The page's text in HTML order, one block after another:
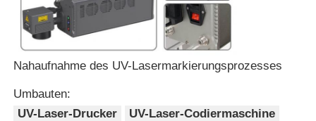
Nahaufnahme des UV-Lasermarkierungsprozesses
Umbauten:
UV-Laser-Drucker
UV-Laser-Codiermaschine